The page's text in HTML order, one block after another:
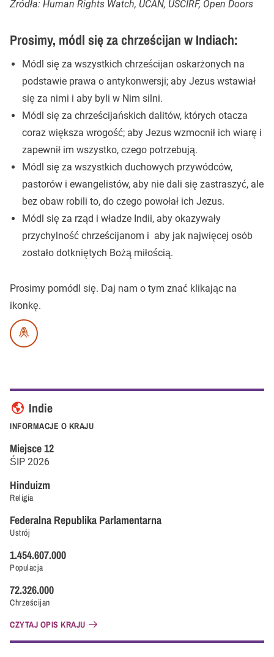
Źródła: Human Rights Watch, UCAN, USCIRF, Open Doors
Prosimy, módl się za chrześcijan w Indiach:
Módl się za wszystkich chrześcijan oskarżonych na
podstawie prawa o antykonwersji; aby Jezus wstawiał
się za nimi i aby byli w Nim silni.
Módl się za chrześcijańskich dalitów, których otacza
coraz większa wrogość; aby Jezus wzmocnił ich wiarę i
zapewnił im wszystko, czego potrzebują.
Módl się za wszystkich duchowych przywódców,
pastorów i ewangelistów, aby nie dali się zastraszyć, ale
bez obaw robili to, do czego powołał ich Jezus.
Módl się za rząd i władze Indii, aby okazywały
przychylność chrześcijanom i aby jak najwięcej osób
zostało dotkniętych Bożą miłością.
Prosimy pomódl się. Daj nam o tym znać klikając na
ikonkę.
INFORMACJE O KRAJU
Indie
Miejsce12
ŚIP 2026
Religia
Hinduizm
Ustrój
Federalna Republika Parlamentarna
Populacja
1.454.607.000
Chrześcijan
72.326.000
CZYTAJ OPIS KRAJU